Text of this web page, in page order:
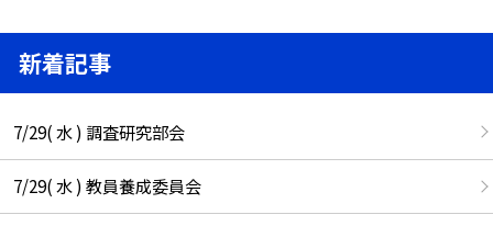
新着記事
7/29( 水 ) 調査研究部会
7/29( 水 ) 教員養成委員会